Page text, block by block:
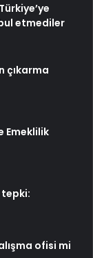
etmediler
çıkarma
Emeklilik
tepki:
ofisi mi